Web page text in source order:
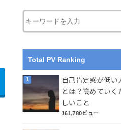
Total PV Ranking
自己肯定感が低い
とは？高めていく
しいこと
161,780ビュー